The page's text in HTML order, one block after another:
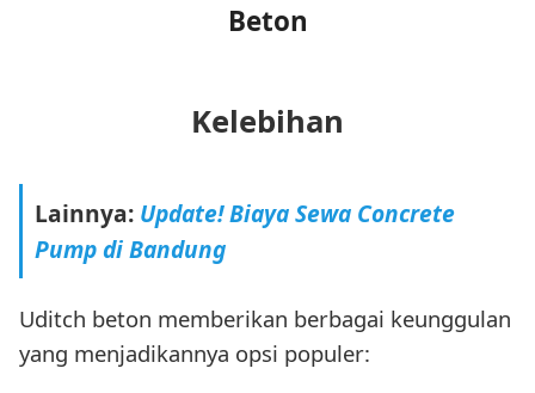
Beton
Kelebihan
Lainnya: Update! Biaya Sewa Concrete
Pump di Bandung
Uditch beton memberikan berbagai keunggulan
yang menjadikannya opsi populer: